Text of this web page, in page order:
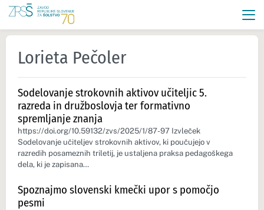
Lorieta Pečoler
Sodelovanje strokovnih aktivov učiteljic 5.
razreda in družboslovja ter formativno
spremljanje znanja
https://doi.org/10.59132/zvs/2025/1/87-97 Izvleček
Sodelovanje učiteljev strokovnih aktivov, ki poučujejo v
razredih posameznih triletij, je ustaljena praksa pedagoškega
dela, ki je zapisana…
Spoznajmo slovenski kmečki upor s pomočjo
pesmi